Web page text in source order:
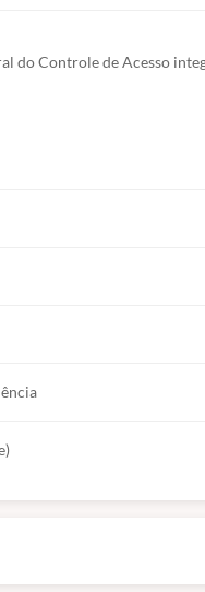
do Controle de Acesso